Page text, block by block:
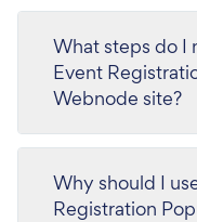
What steps do I
Event
Webnode site?
Why should I
Registration